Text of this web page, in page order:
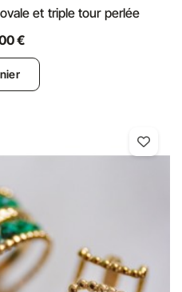
et triple tour perlée
€